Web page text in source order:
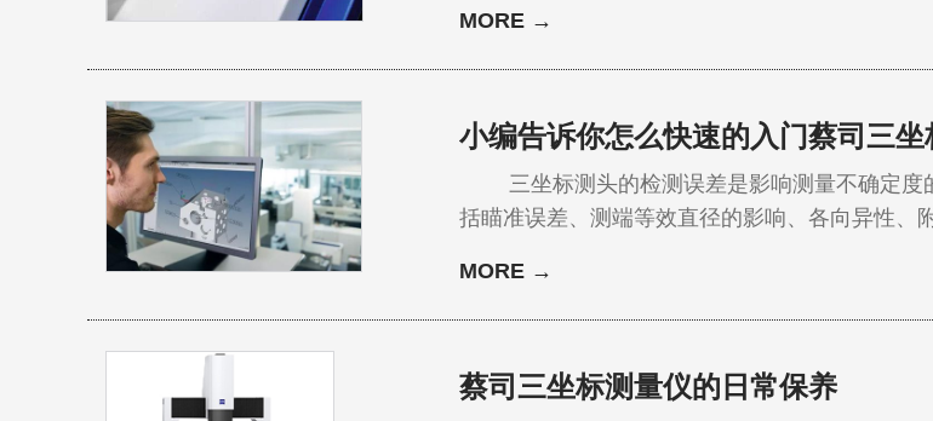
作为优质供应商，必须为客户提供*优质量，Metabowerke GmbH就是
力工具和配件的公司。该公司成…
MORE →
小编告诉你怎么快速的入门蔡司三坐
三坐标测头的检测误差是影响测量不确定度
括瞄准误差、测端等效直径的影响、各向异性
司三坐标的人看不懂。本篇尽量用简单的不怎么专业的 介绍
识，当然其中的专业会尽量用不专业的…
MORE →
蔡司三坐标测量仪的日常保养